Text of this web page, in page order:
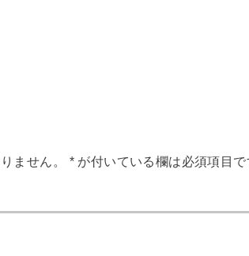
ません。 *が付いている欄は必須項目で